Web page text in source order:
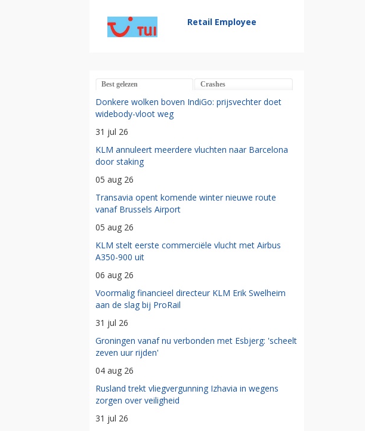
Retail Employee
Best gelezen Crashes
Donkere wolken boven IndiGo: prijsvechter doet
widebody-vloot weg
31 jul 26
KLM annuleert meerdere vluchten naar Barcelona
door staking
05 aug 26
Transavia opent komende winter nieuwe route
vanaf Brussels Airport
05 aug 26
KLM stelt eerste commerciële vlucht met Airbus
A350-900 uit
06 aug 26
Voormalig financieel directeur KLM Erik Swelheim
aan de slag bij ProRail
31 jul 26
Groningen vanaf nu verbonden met Esbjerg: 'scheelt
zeven uur rijden'
04 aug 26
Rusland trekt vliegvergunning Izhavia in wegens
zorgen over veiligheid
31 jul 26